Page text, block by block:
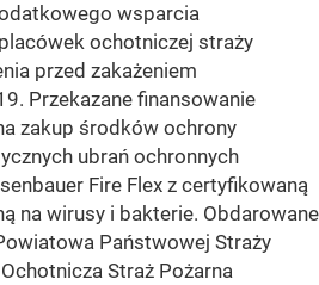
wsparcia
ochotniczej straży
przed zakażeniem
Przekazane finansowanie
zakup środków ochrony
ubrań ochronnych
Fire Flex z certyfikowaną
na wirusy i bakterie. Obdarowane
Państwowej Straży
Straż Pożarna